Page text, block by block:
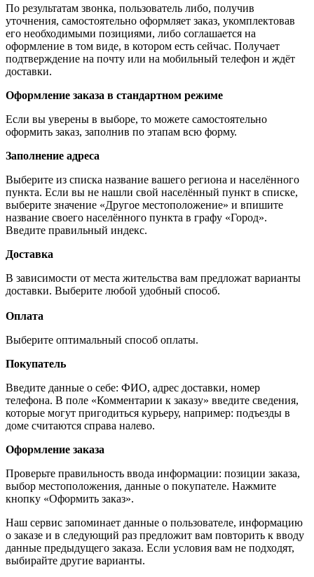
По результатам звонка, пользователь либо, получив
уточнения, самостоятельно оформляет заказ, укомплектовав
его необходимыми позициями, либо соглашается на
оформление в том виде, в котором есть сейчас. Получает
подтверждение на почту или на мобильный телефон и ждёт
доставки.
Оформление заказа в стандартном режиме
Если вы уверены в выборе, то можете самостоятельно
оформить заказ, заполнив по этапам всю форму.
Заполнение адреса
Выберите из списка название вашего региона и населённого
пункта. Если вы не нашли свой населённый пункт в списке,
выберите значение «Другое местоположение» и впишите
название своего населённого пункта в графу «Город».
Введите правильный индекс.
Доставка
В зависимости от места жительства вам предложат варианты
доставки. Выберите любой удобный способ.
Оплата
Выберите оптимальный способ оплаты.
Покупатель
Введите данные о себе: ФИО, адрес доставки, номер
телефона. В поле «Комментарии к заказу» введите сведения,
которые могут пригодиться курьеру, например: подъезды в
доме считаются справа налево.
Оформление заказа
Проверьте правильность ввода информации: позиции заказа,
выбор местоположения, данные о покупателе. Нажмите
кнопку «Оформить заказ».
Наш сервис запоминает данные о пользователе, информацию
о заказе и в следующий раз предложит вам повторить к вводу
данные предыдущего заказа. Если условия вам не подходят,
выбирайте другие варианты.